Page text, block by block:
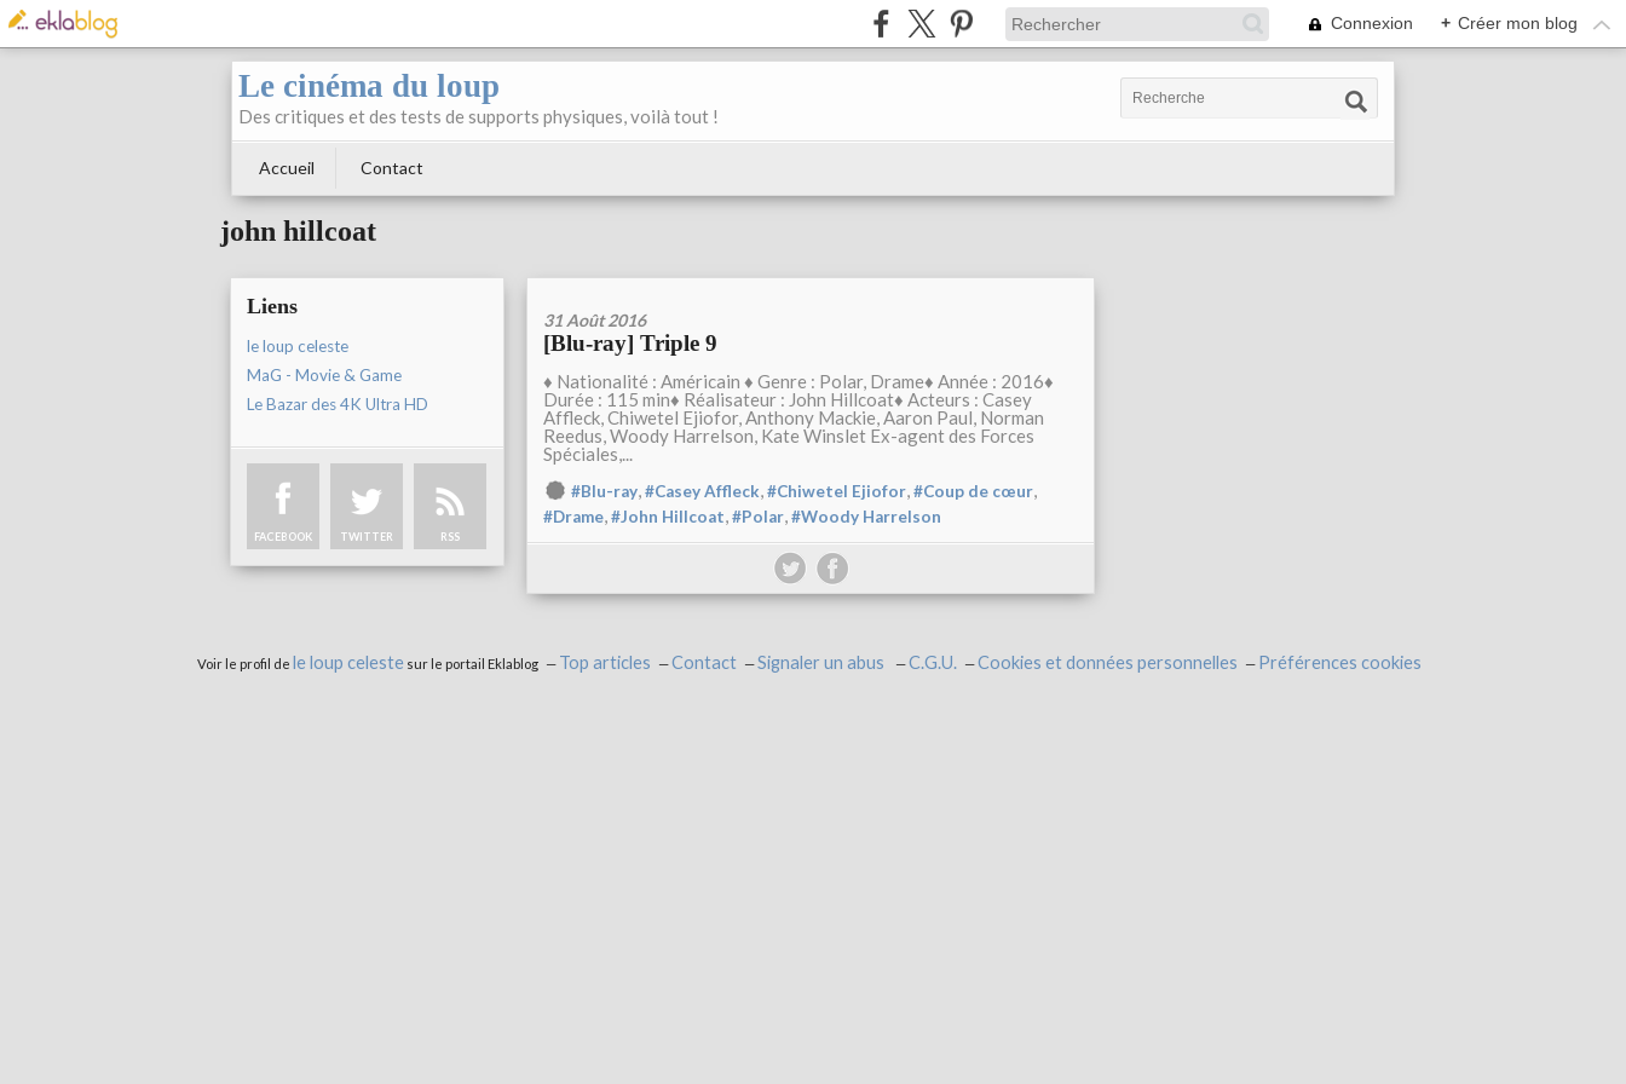
Connexion + Créer mon blog
Le cinéma du loup
Des critiques et des tests de supports physiques, voilà tout !
Accueil Contact
john hillcoat
Liens
le loup celeste
MaG - Movie & Game
Le Bazar des 4K Ultra HD
FACEBOOK TWITTER RSS
31 Août 2016
[Blu-ray] Triple 9
♦ Nationalité : Américain ♦ Genre : Polar, Drame♦ Année : 2016♦
Durée : 115 min♦ Réalisateur : John Hillcoat♦ Acteurs : Casey
Affleck, Chiwetel Ejiofor, Anthony Mackie, Aaron Paul, Norman
Reedus, Woody Harrelson, Kate Winslet Ex-agent des Forces
Spéciales,...
#Blu-ray,#Casey Affleck,#Chiwetel Ejiofor,#Coup de cœur,
#Drame,#John Hillcoat,#Polar,#Woody Harrelson
Voir le profil de le loup celeste sur le portail Eklablog Top articles Contact Signaler un abus C.G.U. Cookies et données personnelles Préférences cookies